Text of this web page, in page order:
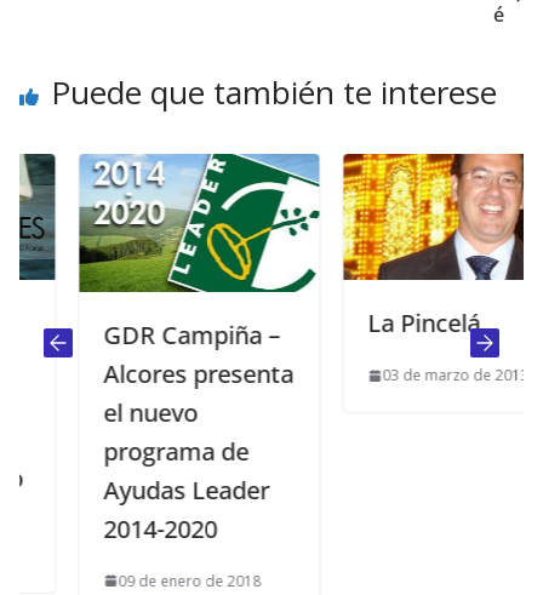
é
Puede que también te interese
GDR Campiña –
Alcores presenta
el nuevo
programa de
Ayudas Leader
2014-2020
09 de enero de 2018
La Pincelá
03 de marzo de 2013